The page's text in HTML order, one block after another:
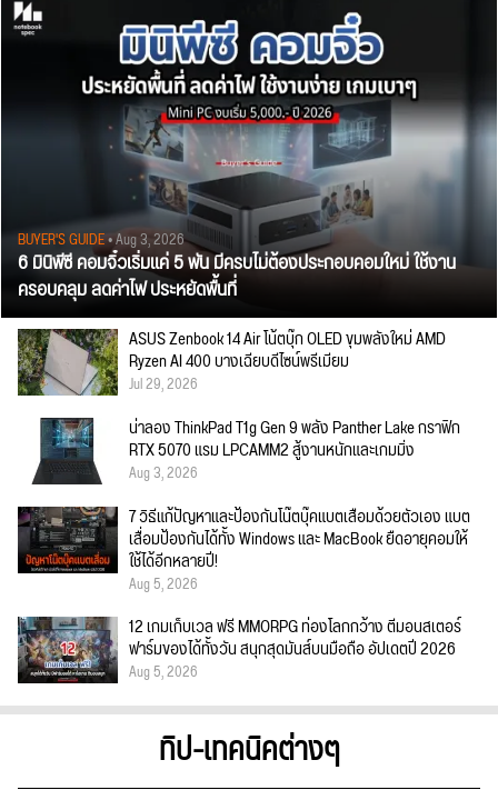
BUYER'S GUIDE• Aug 3, 2026
6 มินิพีซี คอมจิ๋วเริ่มแค่ 5 พัน มีครบไม่ต้องประกอบคอมใหม่ ใช้งาน
ครอบคลุม ลดค่าไฟ ประหยัดพื้นที่
ASUS Zenbook 14 Air โน้ตบุ๊ก OLED ขุมพลังใหม่ AMD
Ryzen AI 400 บางเฉียบดีไซน์พรีเมียม
Jul 29, 2026
น่าลอง ThinkPad T1g Gen 9 พลัง Panther Lake กราฟิก
RTX 5070 แรม LPCAMM2 สู้งานหนักและเกมมิ่ง
Aug 3, 2026
7 วิธีแก้ปัญหาและป้องกันโน๊ตบุ๊คแบตเสื่อมด้วยตัวเอง แบต
เสื่อมป้องกันได้ทั้ง Windows และ MacBook ยืดอายุคอมให้
ใช้ได้อีกหลายปี!
Aug 5, 2026
12 เกมเก็บเวล ฟรี MMORPG ท่องโลกกว้าง ตีมอนสเตอร์
ฟาร์มของได้ทั้งวัน สนุกสุดมันส์บนมือถือ อัปเดตปี 2026
Aug 5, 2026
ทิป-เทคนิคต่างๆ